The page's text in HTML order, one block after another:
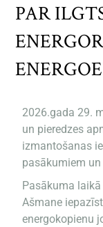
PAR
2026.gada 29.
un pieredzes
izmantošanas
pasākumiem
Pasākuma
Ašmane
energokopienu